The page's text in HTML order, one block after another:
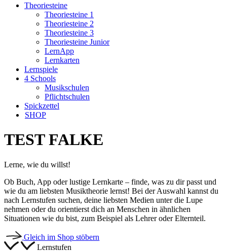
Theoriesteine
Theoriesteine 1
Theoriesteine 2
Theoriesteine 3
Theoriesteine Junior
LernApp
Lernkarten
Lernspiele
4 Schools
Musikschulen
Pflichtschulen
Spickzettel
SHOP
TEST FALKE
Lerne, wie du willst!
Ob Buch, App oder lustige Lernkarte – finde, was zu dir passt und
wie du am liebsten Musiktheorie lernst! Bei der Auswahl kannst du
nach Lernstufen suchen, deine liebsten Medien unter die Lupe
nehmen oder du orientierst dich an Menschen in ähnlichen
Situationen wie du bist, zum Beispiel als Lehrer oder Elternteil.
Gleich im Shop stöbern
Lernstufen